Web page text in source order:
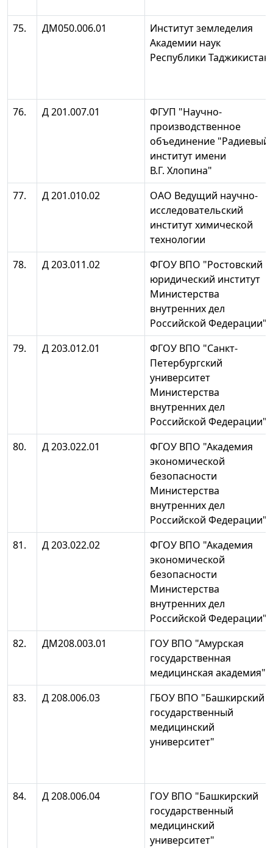
75. ДМ050.006.01
Институт земледелия
Академии наук
Республики Таджикистан
76. Д 201.007.01
ФГУП "Научно-
производственное
объединение "Радиевый
институт имени
В.Г. Хлопина"
77.
Д 201.010.02
ОАО Ведущий научно-
исследовательский
институт химической
технологии
78.
Д 203.011.02
ФГОУ ВПО "Ростовский
юридический институт
Министерства
внутренних дел
Российской Федерации"
79.
Д 203.012.01
ФГОУ ВПО "Санкт-
Петербургский
университет
Министерства
внутренних дел
Российской Федерации"
80.
Д 203.022.01
ФГОУ ВПО "Академия
экономической
безопасности
Министерства
внутренних дел
Российской Федерации"
81.
Д 203.022.02
ФГОУ ВПО "Академия
экономической
безопасности
Министерства
внутренних дел
Российской Федерации"
82.
ДМ208.003.01
ГОУ ВПО "Амурская
государственная
медицинская академия"
83.
Д 208.006.03
ГБОУ ВПО "Башкирский
государственный
медицинский
университет"
84. Д 208.006.04
ГОУ ВПО "Башкирский
государственный
медицинский
университет"